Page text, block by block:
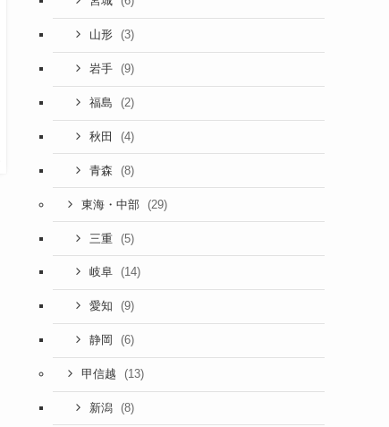
山形 (3)
岩手 (9)
福島 (2)
秋田 (4)
青森 (8)
東海・中部 (29)
三重 (5)
岐阜 (14)
愛知 (9)
静岡 (6)
甲信越 (13)
新潟 (8)